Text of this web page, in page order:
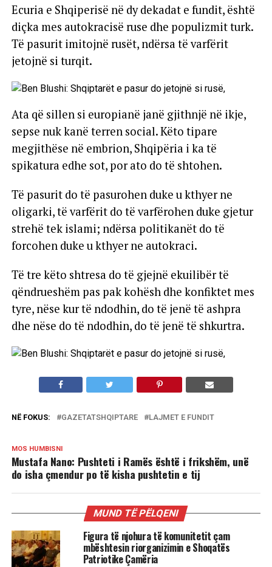
Ecuria e Shqiperisë në dy dekadat e fundit, është
diçka mes autokracisë ruse dhe populizmit turk.
Të pasurit imitojnë rusët, ndërsa të varfërit
jetojnë si turqit.
Ata që sillen si europianë janë gjithnjë në ikje,
sepse nuk kanë terren social. Këto tipare
megjithëse në embrion, Shqipëria i ka të
spikatura edhe sot, por ato do të shtohen.
Të pasurit do të pasurohen duke u kthyer ne
oligarki, të varfërit do të varfërohen duke gjetur
strehë tek islami; ndërsa politikanët do të
forcohen duke u kthyer ne autokraci.
Të tre këto shtresa do të gjejnë ekuilibër të
qëndrueshëm pas pak kohësh dhe konfiktet mes
tyre, nëse kur të ndodhin, do të jenë të ashpra
dhe nëse do të ndodhin, do të jenë të shkurtra.
NË FOKUS: GAZETATSHQIPTARE LAJMET E FUNDIT
MOS HUMBISNI
Mustafa Nano: Pushteti i Ramës është i frikshëm, unë
do isha çmendur po të kisha pushtetin e tij
MUND TË PËLQENI
Figura të njohura të komunitetit çam
mbështesin riorganizimin e Shoqatës
Patriotike Çamëria